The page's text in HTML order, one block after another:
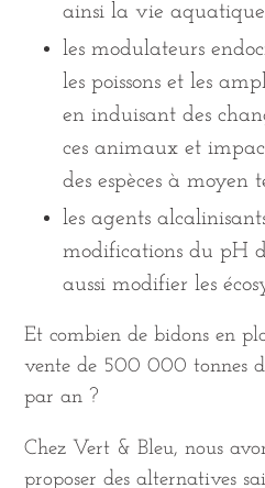
ainsi la vie
les modulateurs
les poissons et les
en induisant des
ces animaux et
des espèces à moyen
les agents
modifications du pH
aussi modifier les
Et combien de bidons en
vente de 500 000 tonnes
par an ?
Chez Vert & Bleu, nous
proposer des alternatives